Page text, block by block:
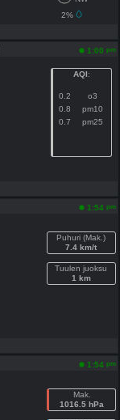
2%
1:00 pm
AQI:
0.2
o3
0.8
pm10
0.7
pm25
1:54 pm
Puhuri (Mak.)
7.4 km/t
Tuulen juoksu
1 km
1:54 pm
Mak.
1016.5 hPa